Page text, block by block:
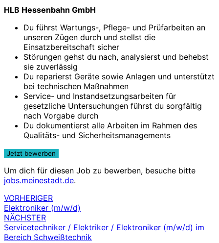
HLB Hessenbahn GmbH
Du führst Wartungs-, Pflege- und Prüfarbeiten an
unseren Zügen durch und stellst die
Einsatzbereitschaft sicher
Störungen gehst du nach, analysierst und behebst
sie zuverlässig
Du reparierst Geräte sowie Anlagen und unterstützt
bei technischen Maßnahmen
Service- und Instandsetzungsarbeiten für
gesetzliche Untersuchungen führst du sorgfältig
nach Vorgabe durch
Du dokumentierst alle Arbeiten im Rahmen des
Qualitäts- und Sicherheitsmanagements
Um dich für diesen Job zu bewerben, besuche bitte
jobs.meinestadt.de.
Beitragsnavigation
VORHERIGER
Elektroniker (m/w/d)
NÄCHSTER
Servicetechniker / Elektriker / Elektroniker (m/w/d) im
Bereich Schweißtechnik